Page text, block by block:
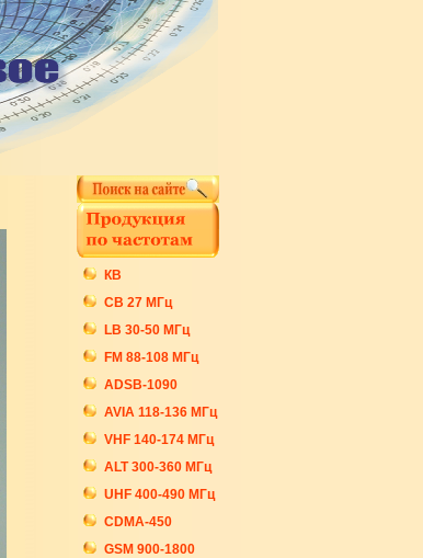
КВ
СB 27 МГц
LB 30-50 МГц
FM 88-108 МГц
ADSB-1090
AVIA 118-136 МГц
VHF 140-174 МГц
ALT 300-360 МГц
UHF 400-490 МГц
CDMA-450
GSM 900-1800